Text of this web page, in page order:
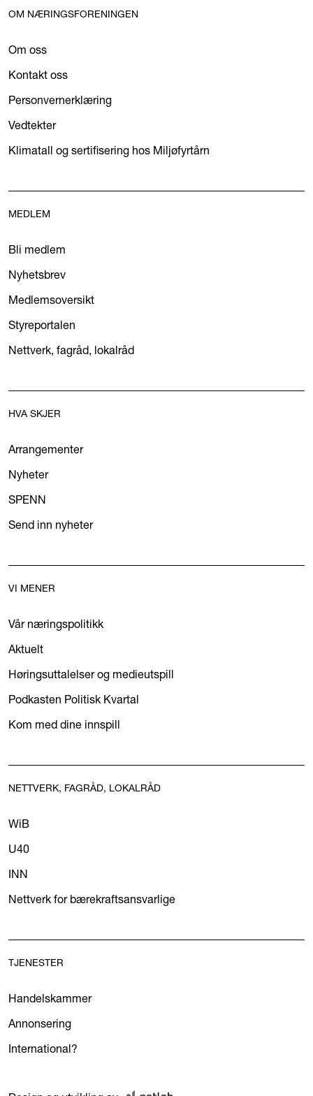
OM NÆRINGSFORENINGEN
Om oss
Kontakt oss
Personvernerklæring
Vedtekter
Klimatall og sertifisering hos Miljøfyrtårn
MEDLEM
Bli medlem
Nyhetsbrev
Medlemsoversikt
Styreportalen
Nettverk, fagråd, lokalråd
HVA SKJER
Arrangementer
Nyheter
SPENN
Send inn nyheter
VI MENER
Vår næringspolitikk
Aktuelt
Høringsuttalelser og medieutspill
Podkasten Politisk Kvartal
Kom med dine innspill
NETTVERK, FAGRÅD, LOKALRÅD
WiB
U40
INN
Nettverk for bærekraftsansvarlige
TJENESTER
Handelskammer
Annonsering
International?